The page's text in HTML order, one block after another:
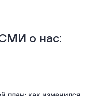
о нас: